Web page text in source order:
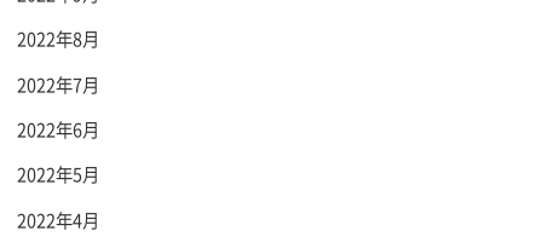
2022年8月
2022年7月
2022年6月
2022年5月
2022年4月